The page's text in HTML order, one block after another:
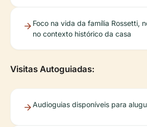
Foco na vida da família Rossetti,
no contexto histórico da casa
Visitas Autoguiadas:
Audioguias disponíveis para